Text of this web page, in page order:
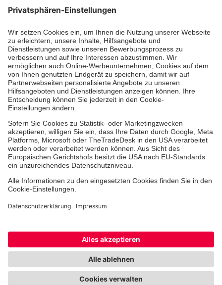
Aus- & Fortbildungen
Erste-Hilfe-Kurse
Jobs & Ehrenamt
Freiwilligendienst
Spendenprojekte
Johanniter-Jugend
Einrichtungen
Cookie-Einstellungen Datenschutz Barrierefreiheit
Impressum Kontakt Widerruf